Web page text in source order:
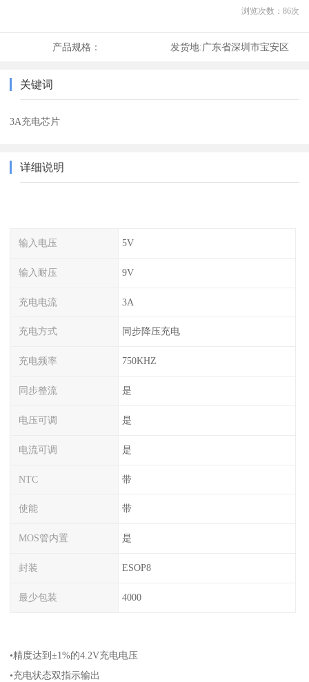
浏览次数： 86次
产品规格： 发货地:广东省深圳市宝安区
关键词
3A充电芯片
详细说明
输入电压 5V
输入耐压 9V
充电电流 3A
充电方式 同步降压充电
充电频率 750KHZ
同步整流 是
电压可调 是
电流可调 是
NTC 带
使能 带
MOS管内置 是
封装 ESOP8
最少包装 4000
•精度达到±1%的4.2V充电电压
•充电状态双指示输出